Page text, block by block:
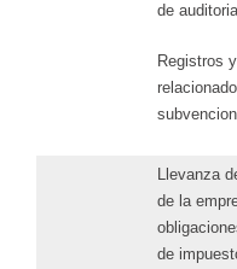
de auditoria
Registros
Llevanza
de la
de